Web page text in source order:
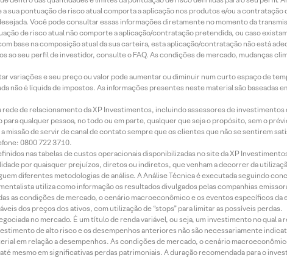
sua pontuação de risco atual comporta a aplicação nos produtos e/ou a contratação
Você pode consultar essas informações diretamente no momento da
de risco atual não comporte a aplicação/contratação pretendida, ou caso
base na composição atual da sua carteira, esta aplicação/contratação não está
ao seu perfil de investidor, consulte o FAQ. As condições de mercado, mudanças
variações e seu preço ou valor pode aumentar ou diminuir num curto espaço de
não é líquida de impostos. As informações presentes neste material são baseadas
de relacionamento da XP Investimentos, incluindo assessores de investimentos
qualquer pessoa, no todo ou em parte, qualquer que seja o propósito, sem o
missão de servir de canal de contato sempre que os clientes que não se sentirem
0800 722 3710.
nas tabelas de custos operacionais disponibilizadas no site da XP
por quaisquer prejuízos, diretos ou indiretos, que venham a decorrer da
diferentes metodologias de análise. A Análise Técnica é executada seguindo
utiliza como informação os resultados divulgados pelas companhias
as condições de mercado, o cenário macroeconômico e os eventos específicos
dos preços dos ativos, com utilização de “stops” para limitar as possíveis perdas.
no mercado. É um título de renda variável, ou seja, um investimento no qual
de alto risco e os desempenhos anteriores não são necessariamente
em relação a desempenhos. As condições de mercado, o cenário
mesmo em significativas perdas patrimoniais. A duração recomendada para o